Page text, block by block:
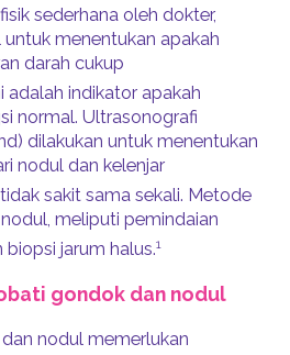
sederhana oleh dokter,
menentukan apakah
darah cukup
adalah indikator apakah
normal. Ultrasonografi
dilakukan untuk menentukan
nodul dan kelenjar
sakit sama sekali. Metode
meliputi pemindaian
jarum halus.1
gondok dan nodul
nodul memerlukan